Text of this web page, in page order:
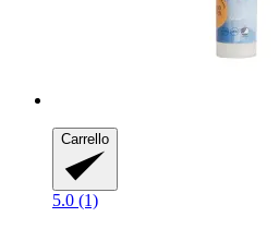
Carrello
5.0 (1)